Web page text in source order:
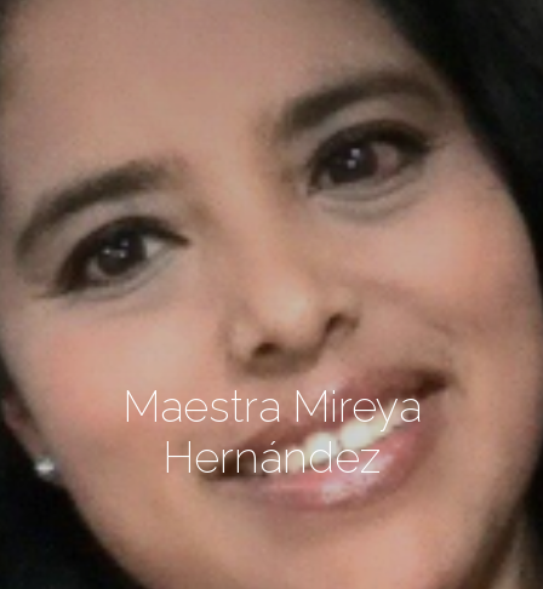
Maestra Mireya
Hernández